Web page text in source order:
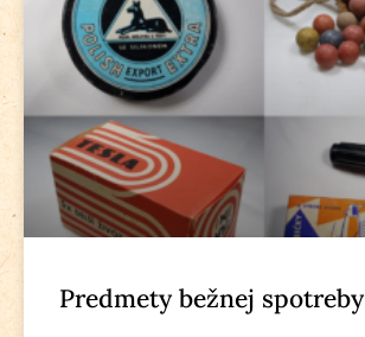
Predmety bežnej spotreby